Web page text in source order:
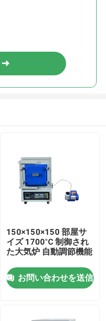
150×150×150 部屋サ
イズ 1700°C 制御され
た大気炉 自動調節機能
お問い合わせを送信